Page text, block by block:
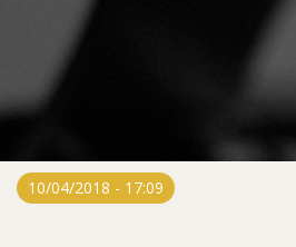
10/04/2018 - 17:09